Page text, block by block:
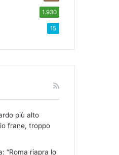
1.930
15
più alto
frane, troppo
“Roma riapra lo